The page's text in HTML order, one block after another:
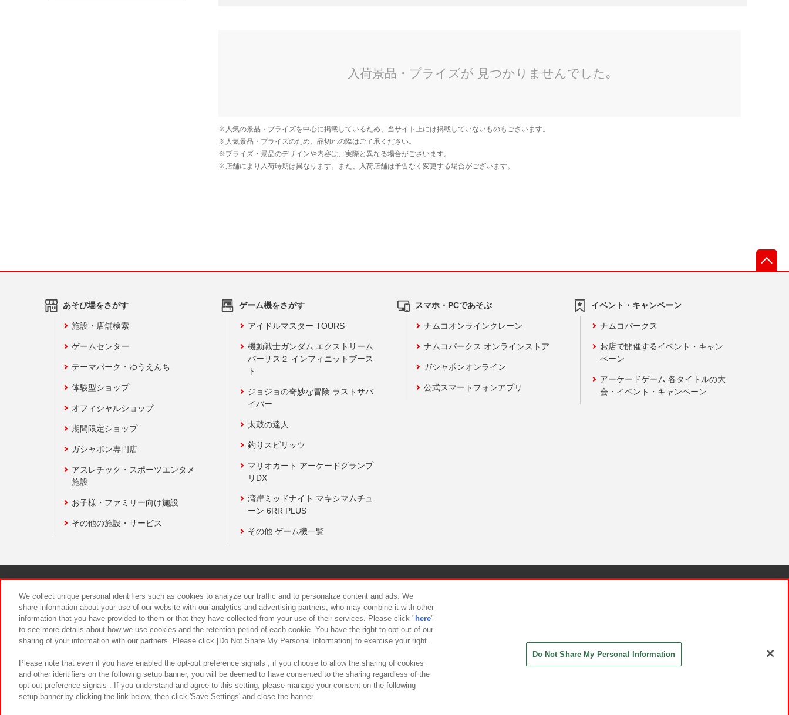
あそび場をさがす
施設・店舗検索
ゲームセンター
テーマパーク・ゆうえんち
体験型ショップ
オフィシャルショップ
期間限定ショップ
ガシャポン専門店
アスレチック・スポーツエンタメ
施設
お子様・ファミリー向け施設
その他の施設・サービス
ゲーム機をさがす
アイドルマスター TOURS
機動戦士ガンダム エクストリーム
バーサス２ インフィニットブース
ト
ジョジョの奇妙な冒険 ラストサバ
イバー
太鼓の達人
釣りスピリッツ
マリオカート アーケードグランプ
リDX
湾岸ミッドナイト マキシマムチュ
ーン 6RR PLUS
その他 ゲーム機一覧
スマホ・PCであそぶ
ナムコオンラインクレーン
ナムコパークス オンラインストア
ガシャポンオンライン
公式スマートフォンアプリ
イベント・キャンペーン
ナムコパークス
お店で開催するイベント・キャン
ペーン
アーケードゲーム 各タイトルの大
会・イベント・キャンペーン
食品のご提供について カスタマーハラスメント対応方針
We collect unique personal identifiers such as cookies to analyze our traffic and to personalize content and ads. We
share information about your use of our website with our analytics and advertising partners, who may combine it with other
information that you have provided to them or that they have collected from your use of their services. Please click " here"
to see more details about how we use cookies and the retention period of each cookie. You have the right to opt out of our
sharing of your information with our partners. Please click [Do Not Share My Personal Information] to exercise your right.
Please note that even if you have enabled the opt-out preference signals , if you choose to allow the sharing of cookies
and other identifiers on the following setup banner, you will be deemed to have consented to the sharing regardless of the
opt-out preference signals . If you understand and agree to this setting, please manage your consent on the following
setup banner by clicking the link below, then click 'Save Settings' and close the banner.
Do Not Share My Personal Information